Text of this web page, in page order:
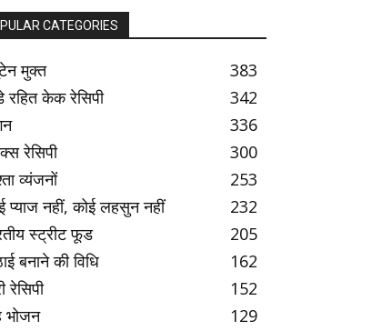
CATEGORIES
मुक्त
383
केक रेसिपी
342
336
रेसिपी
300
व्यंजनों
253
प्याज नहीं, कोई लहसुन नहीं
232
स्ट्रीट फूड
205
बनाने की विधि
162
रेसिपी
152
भोजन
129